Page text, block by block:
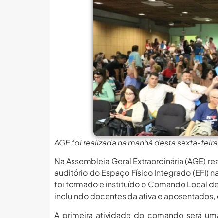
MEC Autoriza 937 Novos
Balanço Da 78ª SBPC:
6 De Agosto: Dia Nacional
PROIFES Celebra Os 58
MEC Autoriza 937 Novos
Balanço Da 78ª SBPC:
6 De Agosto: Dia
PROIFES Celebra Os 58
MEC Autoriza 937 Novos
AGE foi realizada na manhã desta sexta-
Na Assembleia Geral Extraordinária (AGE)
auditório do Espaço Físico Integrado (EFI)
foi formado e instituído o Comando Local
incluindo docentes da ativa e
A primeira atividade do comando será